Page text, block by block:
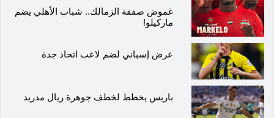
غموض صفقة الزمالك.. شباب الأهلي يضم
ماركيلو!
عرض إسباني لضم لاعب اتحاد جدة
باريس يخطط لخطف جوهرة ريال مدريد